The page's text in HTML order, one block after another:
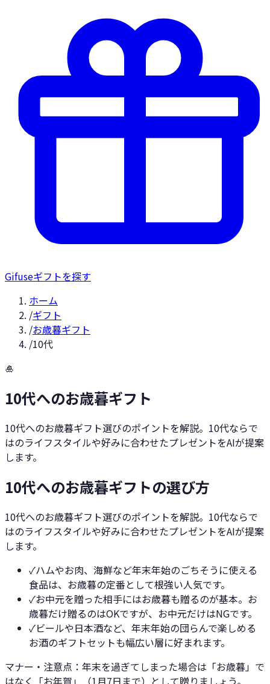
Gifuseギフトを探す
ホーム
/ギフト
/お歳暮ギフト
/10代
🎍
10代へのお歳暮ギフト
10代へのお歳暮ギフト選びのポイントを解説。10代ならで
はのライフスタイルや好みに合わせたプレゼントをAIが提案
します。
10代へのお歳暮ギフトの選び方
10代へのお歳暮ギフト選びのポイントを解説。10代ならで
はのライフスタイルや好みに合わせたプレゼントをAIが提案
します。
✓ハムやお肉、海鮮など年末年始のごちそうに使える
食品は、お歳暮の定番として根強い人気です。
✓お中元を贈った相手にはお歳暮も贈るのが基本。お
歳暮だけ贈るのはOKですが、お中元だけはNGです。
✓ビールや日本酒など、年末年始の団らんで楽しめる
お酒のギフトセットも幅広い層に好まれます。
マナー・注意点： 年末を過ぎてしまった場合は「お歳暮」で
はなく「お年賀」（1月7日まで）として贈りましょう。